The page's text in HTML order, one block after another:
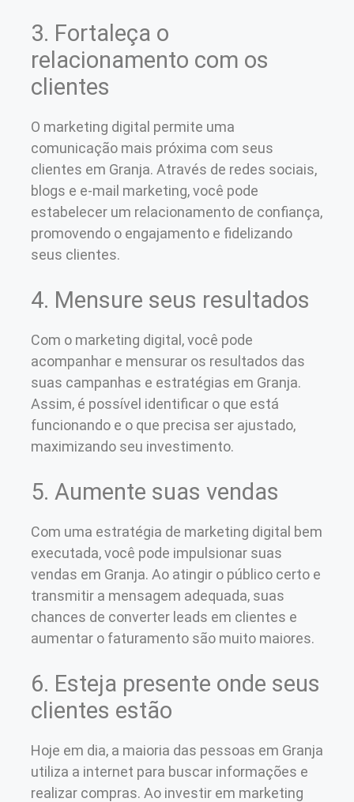
3. Fortaleça o
relacionamento com os
clientes
O marketing digital permite uma
comunicação mais próxima com seus
clientes em Granja. Através de redes sociais,
blogs e e-mail marketing, você pode
estabelecer um relacionamento de confiança,
promovendo o engajamento e fidelizando
seus clientes.
4. Mensure seus resultados
Com o marketing digital, você pode
acompanhar e mensurar os resultados das
suas campanhas e estratégias em Granja.
Assim, é possível identificar o que está
funcionando e o que precisa ser ajustado,
maximizando seu investimento.
5. Aumente suas vendas
Com uma estratégia de marketing digital bem
executada, você pode impulsionar suas
vendas em Granja. Ao atingir o público certo e
transmitir a mensagem adequada, suas
chances de converter leads em clientes e
aumentar o faturamento são muito maiores.
6. Esteja presente onde seus
clientes estão
Hoje em dia, a maioria das pessoas em Granja
utiliza a internet para buscar informações e
realizar compras. Ao investir em marketing